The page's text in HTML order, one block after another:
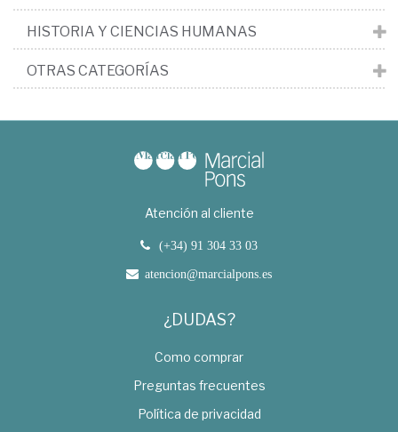
HISTORIA Y CIENCIAS HUMANAS
OTRAS CATEGORÍAS
Atención al cliente
(+34) 91 304 33 03
atencion@marcialpons.es
¿DUDAS?
Como comprar
Preguntas frecuentes
Política de privacidad